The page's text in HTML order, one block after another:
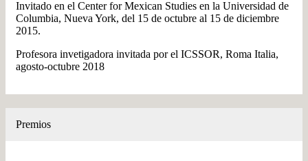
Invitado en el Center for Mexican Studies en la Universidad de
Columbia, Nueva York, del 15 de octubre al 15 de diciembre
2015.
Profesora invetigadora invitada por el ICSSOR, Roma Italia,
agosto-octubre 2018
Premios